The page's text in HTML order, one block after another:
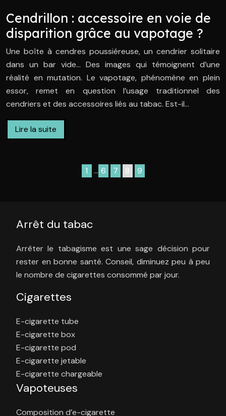
Cendrillon : accessoire en voie de
disparition grâce au vapotage ?
Une boîte à cendres poussiéreuse, un cendrier solitaire
dans un bar vide… Des images qui témoignent d’une
réalité en mutation. Le vapotage, phénomène en plein
essor, remet en question l’usage traditionnel des
cendriers et des accessoires liés au tabac. Est-il…
Lire la suite
1 … 6 7 8 9
Arrêt du tabac
Arrêter le tabagisme est une sage décision pour
rester en bonne santé. Conseil, diminuez peu à peu
le nombre de cigarettes consommé par jour.
Cigarettes
E-cigarette tube
E-cigarette box
E-cigarette pod
E-cigarette jetable
E-cigarette chargeable
Vapoteuses
Composition d’e-cigarette